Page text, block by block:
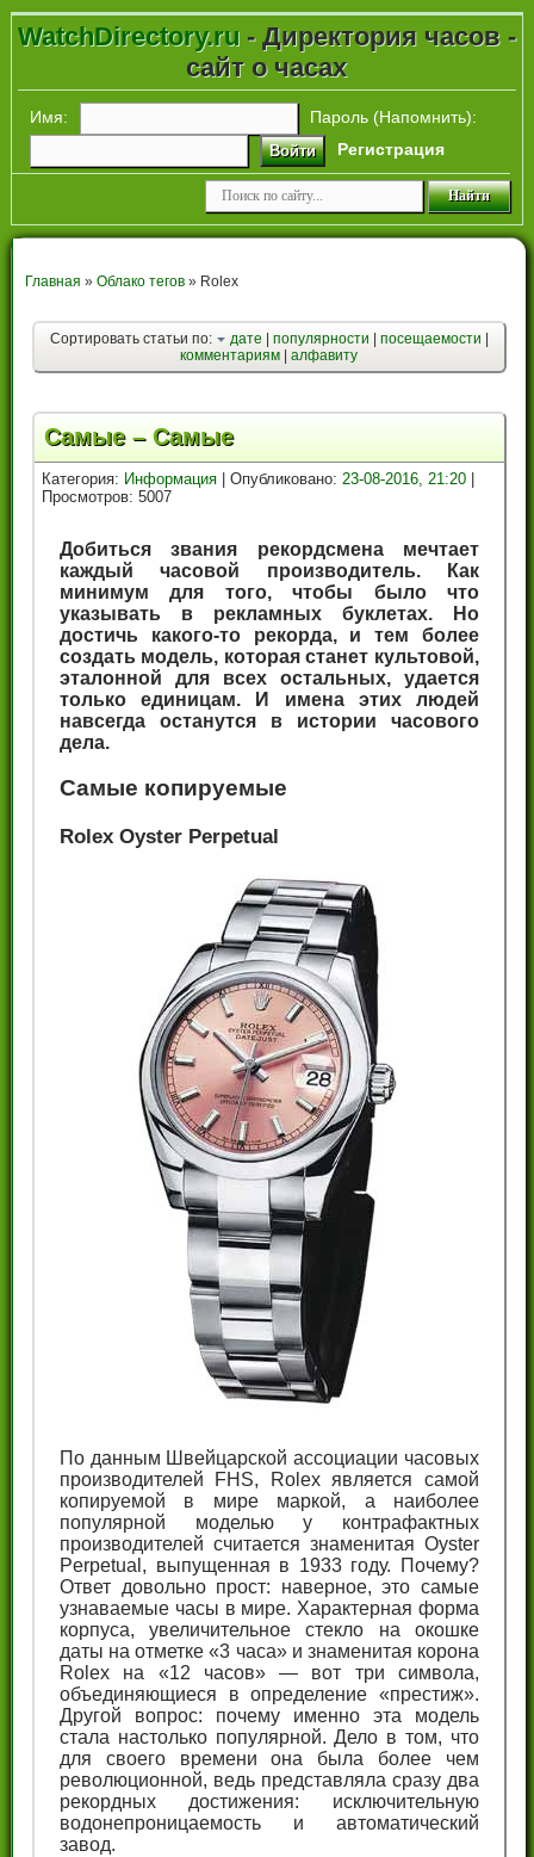
WatchDirectory.ru- Директория часов -
сайт о часах
Имя: Пароль (Напомнить):
Войти Регистрация
Главная » Облако тегов» Rolex
Сортировать статьи по: дате| популярности посещаемости
комментариям |алфавиту
Самые – Cамые
Категория: Информация | Опубликовано:23-08-2016, 21:20
Просмотров: 5007
Добиться звания рекордсмена мечтает
каждый часовой производитель. Как
минимум для того, чтобы было что
указывать в рекламных буклетах. Но
достичь какого-то рекорда, и тем более
создать модель, которая станет культовой,
эталонной для всех остальных, удается
только единицам. И имена этих людей
навсегда останутся в истории часового
дела.
Самые копируемые
Rolex Oyster Perpetual
По данным Швейцарской ассоциации часовых
производителей FHS, Rolex является самой
копируемой в мире маркой, а наиболее
популярной моделью у контрафактных
производителей считается знаменитая Oyster
Perpetual, выпущенная в 1933 году. Почему?
Ответ довольно прост: наверное, это самые
узнаваемые часы в мире. Характерная форма
корпуса, увеличительное стекло на окошке
даты на отметке «3 часа» и знаменитая корона
Rolex на «12 часов» — вот три символа,
объединяющиеся в определение «престиж».
Другой вопрос: почему именно эта модель
стала настолько популярной. Дело в том, что
для своего времени она была более чем
революционной, ведь представляла сразу два
рекордных достижения: исключительную
водонепроницаемость и автоматический
завод.